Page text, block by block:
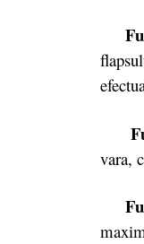
vara,